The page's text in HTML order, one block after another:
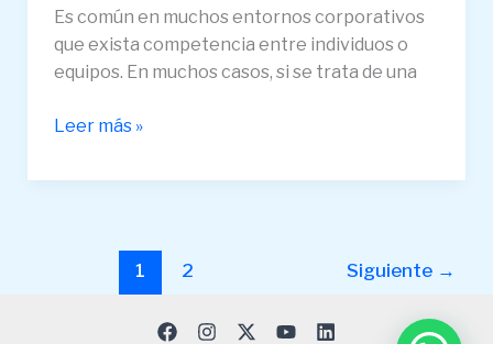
Es común en muchos entornos corporativos
que exista competencia entre individuos o
equipos. En muchos casos, si se trata de una
Leer más »
1 2 Siguiente →